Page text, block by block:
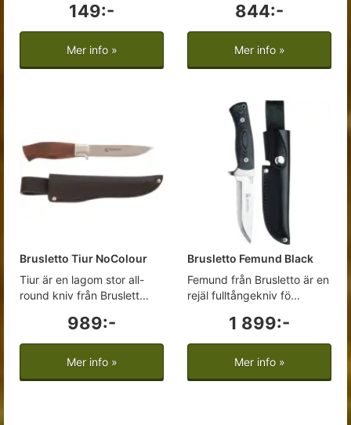
149:-
Mer info »
844:-
Mer info »
Brusletto Tiur NoColour
Tiur är en lagom stor all-
round kniv från Bruslett...
989:-
Mer info »
Brusletto Femund Black
Femund från Brusletto är en
rejäl fulltångekniv fö...
1 899:-
Mer info »